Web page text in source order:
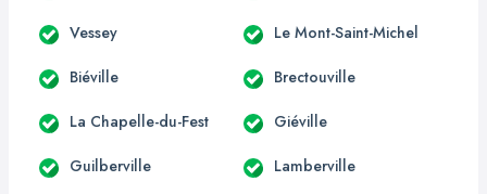
Vessey Le Mont-Saint-Michel
Biéville Brectouville
La Chapelle-du-Fest Giéville
Guilberville Lamberville